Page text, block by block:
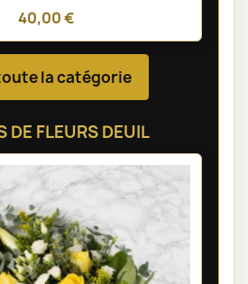
40,00 €
la catégorie
DE FLEURS DEUIL